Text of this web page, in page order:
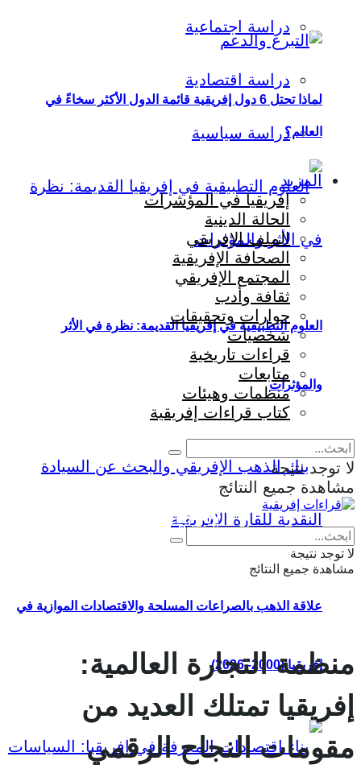
دراسة اجتماعية
دراسة اقتصادية
دراسة سياسية
العلوم التطبيقية في إفريقيا القديمة: نظرة في الأثر
والمؤثرات
علاقة الذهب بالصراعات المسلحة والاقتصادات الموازية في
إفريقيا (2000–2026)
لماذا تحتل 6 دول إفريقية قائمة الدول الأكثر سخاءً في
العالم؟
المزيد
إفريقيا في المؤشرات
الحالة الدينية
الملف الإفريقي
الصحافة الإفريقية
المجتمع الإفريقي
ثقافة وأدب
حوارات وتحقيقات
شخصيات
قراءات تاريخية
متابعات
منظمات وهيئات
كتاب قراءات إفريقية
لا توجد نتيجة
مشاهدة جميع النتائج
Eng Fr
لا توجد نتيجة
مشاهدة جميع النتائج
منظمة التجارة العالمية:
إفريقيا تمتلك العديد من
مقومات النجاح الرقمي